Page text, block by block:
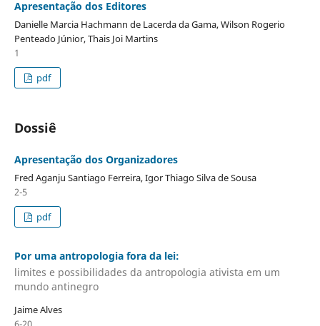
Apresentação dos Editores
Danielle Marcia Hachmann de Lacerda da Gama, Wilson Rogerio
Penteado Júnior, Thais Joi Martins
1
pdf
Dossiê
Apresentação dos Organizadores
Fred Aganju Santiago Ferreira, Igor Thiago Silva de Sousa
2-5
pdf
Por uma antropologia fora da lei:
limites e possibilidades da antropologia ativista em um
mundo antinegro
Jaime Alves